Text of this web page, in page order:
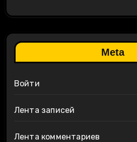
Meta
Войти
Лента записей
Лента комментариев